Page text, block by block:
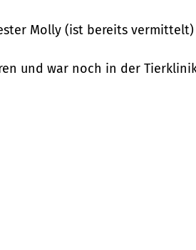
Molly (ist bereits
und war noch in der